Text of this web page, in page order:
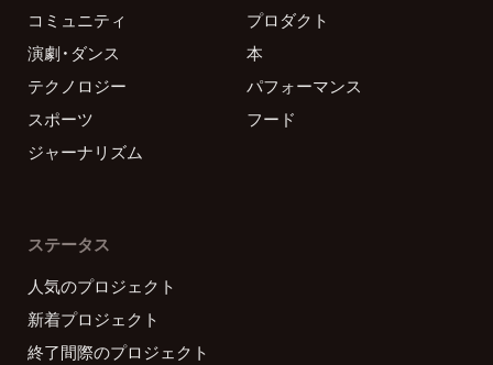
コミュニティ
プロダクト
演劇・ダンス
本
テクノロジー
パフォーマンス
スポーツ
フード
ジャーナリズム
ステータス
人気のプロジェクト
新着プロジェクト
終了間際のプロジェクト